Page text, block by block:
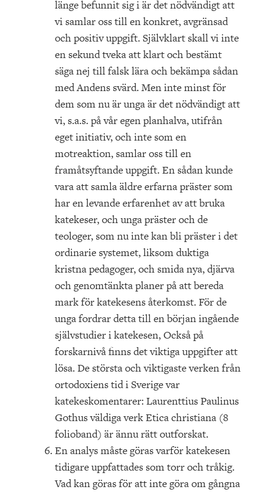
länge befunnit sig i är det nödvändigt att
vi samlar oss till en konkret, avgränsad
och positiv uppgift. Självklart skall vi inte
en sekund tveka att klart och bestämt
säga nej till falsk lära och bekämpa sådan
med Andens svärd. Men inte minst för
dem som nu är unga är det nödvändigt att
vi, s.a.s. på vår egen planhalva, utifrån
eget initiativ, och inte som en
motreaktion, samlar oss till en
framåtsyftande uppgift. En sådan kunde
vara att samla äldre erfarna präster som
har en levande erfarenhet av att bruka
katekeser, och unga präster och de
teologer, som nu inte kan bli präster i det
ordinarie systemet, liksom duktiga
kristna pedagoger, och smida nya, djärva
och genomtänkta planer på att bereda
mark för katekesens återkomst. För de
unga fordrar detta till en början ingående
självstudier i katekesen, Också på
forskarnivå finns det viktiga uppgifter att
lösa. De största och viktigaste verken från
ortodoxiens tid i Sverige var
katekeskomentarer: Laurenttius Paulinus
Gothus väldiga verk Etica christiana (8
folioband) är ännu rätt outforskat.
En analys måste göras varför katekesen
tidigare uppfattades som torr och tråkig.
Vad kan göras för att inte göra om gångna